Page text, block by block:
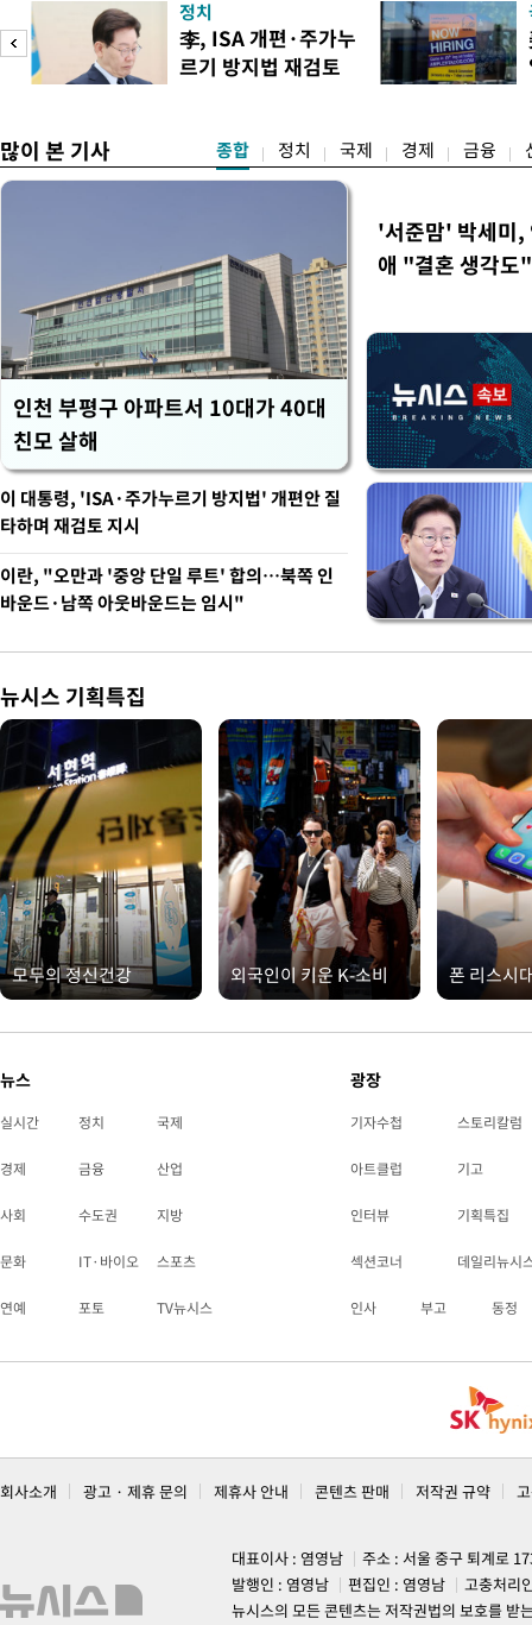
이란혁명수비대(IRGC) 자
래소와, 이란의 해외 석유
트워크를 각각 제재한다고
정치
李, ISA 개편·주가누
르기 방지법 재검토
많이 본 기사 종합 정치 국제 경제 금융
인천 부평구 아파트서 10대가 40대
친모 살해
'서준맘' 박세미,
애 "결혼 생각도"
이 대통령, 'ISA·주가누르기 방지법' 개편안 질
타하며 재검토 지시
이란, "오만과 '중앙 단일 루트' 합의…북쪽 인
바운드·남쪽 아웃바운드는 임시"
뉴시스 기획특집
모두의 정신건강 외국인이 키운 K-소비 폰 리스시
뉴스
실시간 정치 국제
경제 금융 산업
사회 수도권 지방
문화 IT·바이오 스포츠
연예 포토 TV뉴시스
광장
기자수첩 스토리칼럼
아트클럽 기고
인터뷰 기획특집
섹션코너 데일리뉴시
인사 부고 동정
회사소개 광고 · 제휴 문의 제휴사 안내 콘텐츠 판매 저작권 규약
대표이사 : 염영남
주소 : 서울 중구 퇴계로
발행인 : 염영남
편집인 : 염영남
고충처리
뉴시스의 모든 콘텐츠는 저작권법의 보호를